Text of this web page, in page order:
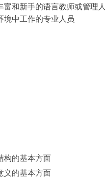
富和新手的语言教师或管理
境中工作的专业人员
构的基本方面
义的基本方面